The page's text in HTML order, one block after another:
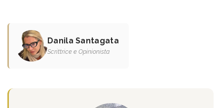
Danila Santagata
Scrittrice e Opinionista